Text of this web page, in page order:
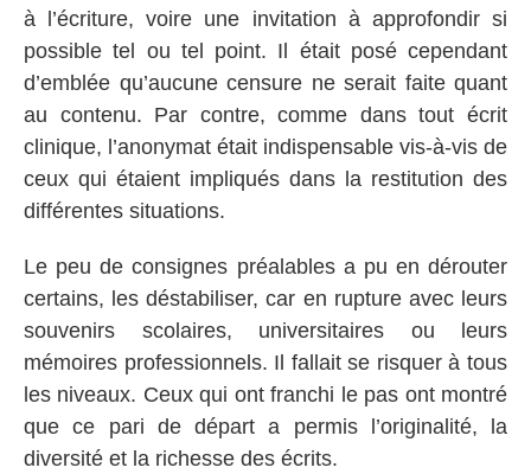
à l’écriture, voire une invitation à approfondir si
possible tel ou tel point. Il était posé cependant
d’emblée qu’aucune censure ne serait faite quant
au contenu. Par contre, comme dans tout écrit
clinique, l’anonymat était indispensable vis-à-vis de
ceux qui étaient impliqués dans la restitution des
différentes situations.
Le peu de consignes préalables a pu en dérouter
certains, les déstabiliser, car en rupture avec leurs
souvenirs scolaires, universitaires ou leurs
mémoires professionnels. Il fallait se risquer à tous
les niveaux. Ceux qui ont franchi le pas ont montré
que ce pari de départ a permis l’originalité, la
diversité et la richesse des écrits.